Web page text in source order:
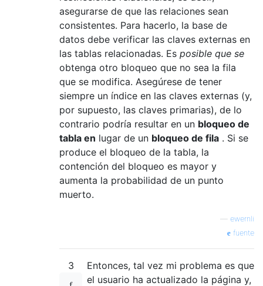
asegurarse de que las relaciones sean
consistentes. Para hacerlo, la base de
datos debe verificar las claves externas en
las tablas relacionadas. Es posible que se
obtenga otro bloqueo que no sea la fila
que se modifica. Asegúrese de tener
siempre un índice en las claves externas (y,
por supuesto, las claves primarias), de lo
contrario podría resultar en un bloqueo de
tabla en lugar de un bloqueo de fila . Si se
produce el bloqueo de la tabla, la
contención del bloqueo es mayor y
aumenta la probabilidad de un punto
muerto.
ewernli
fuente
3
Entonces, tal vez mi problema es que
el usuario ha actualizado la página y,